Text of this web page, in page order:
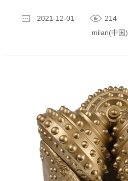
2021-12-01 214
milan(中国)